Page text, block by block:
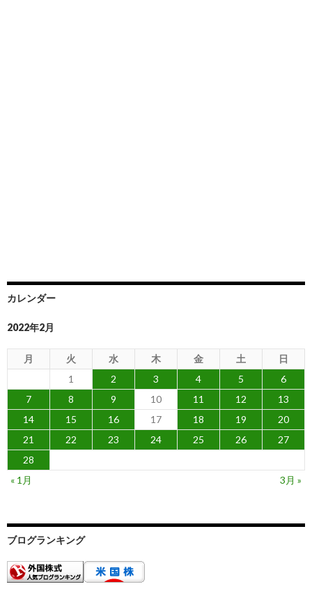
カレンダー
2022年2月
月 火 水 木 金 土
日
1
2 3 4 5
6
7
8 9 10 11 12
13
14
15 16 17 18 19
20
21
22 23 24 25 26
27
28
« 1月
3月 »
ブログランキング